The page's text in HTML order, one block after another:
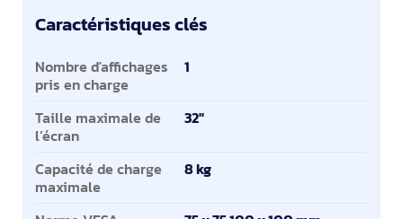
Caractéristiques clés
Caractéristiques clés
Nombre d'affichages
pris en charge
1
Taille maximale de
l’écran
32"
Capacité de charge
maximale
8 kg